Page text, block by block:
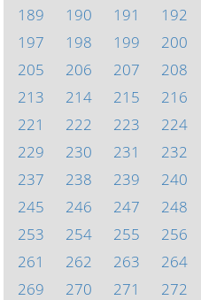
189
190 191 192
197
198 199 200
205
206 207 208
213
214 215 216
221
222 223 224
229
230 231 232
237
238 239 240
245
246 247 248
253
254 255 256
261
262 263 264
269
270 271 272